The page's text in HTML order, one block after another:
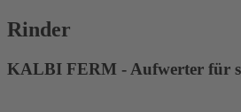
Rinder
KALBI FERM - Aufwerter für